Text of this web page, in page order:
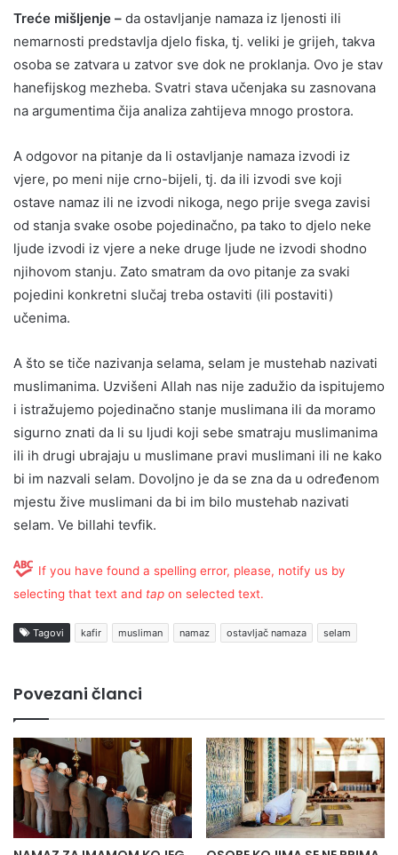
Treće mišljenje – da ostavljanje namaza iz ljenosti ili
nemarnosti predstavlja djelo fiska, tj. veliki je grijeh, takva
osoba se zatvara u zatvor sve dok ne proklanja. Ovo je stav
hanefijskog mezheba. Svatri stava učenjaka su zasnovana
na argumentima čija analiza zahtijeva mnogo prostora.
A odgovor na pitanje da li ostavljanje namaza izvodi iz
vjere, po meni nije crno-bijeli, tj. da ili izvodi sve koji
ostave namaz ili ne izvodi nikoga, nego prije svega zavisi
od stanja svake osobe pojedinačno, pa tako to djelo neke
ljude izvodi iz vjere a neke druge ljude ne izvodi shodno
njihovom stanju. Zato smatram da ovo pitanje za svaki
pojedini konkretni slučaj treba ostaviti (ili postaviti)
učenima.
A što se tiče nazivanja selama, selam je mustehab nazivati
muslimanima. Uzvišeni Allah nas nije zadužio da ispitujemo
i istražujemo pojedinačno stanje muslimana ili da moramo
sigurno znati da li su ljudi koji sebe smatraju muslimanima
ili ih drugi ubrajaju u muslimane pravi muslimani ili ne kako
bi im nazvali selam. Dovoljno je da se zna da u određenom
mjestu žive muslimani da bi im bilo mustehab nazivati
selam. Ve billahi tevfik.
If you have found a spelling error, please, notify us by
selecting that text and tap on selected text.
Tagovi kafir musliman namaz ostavljač namaza selam
Povezani članci